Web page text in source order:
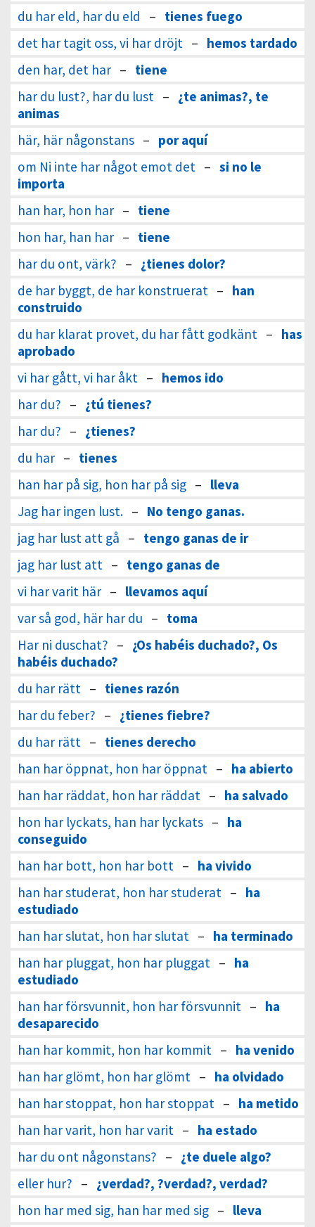
du har eld, har du eld
– tienes fuego
det har tagit oss, vi har dröjt – hemos tardado
den har, det har – tiene
har du lust?, har du lust – ¿te animas?, te
animas
här, här någonstans – por aquí
om Ni inte har något emot det – si no le
importa
han har, hon har – tiene
hon har, han har – tiene
har du ont, värk? – ¿tienes dolor?
de har byggt, de har konstruerat – han
construido
du har klarat provet, du har fått godkänt – has
aprobado
vi har gått, vi har åkt – hemos ido
har du? – ¿tú tienes?
har du? – ¿tienes?
du har – tienes
han har på sig, hon har på sig – lleva
Jag har ingen lust. – No tengo ganas.
jag har lust att gå – tengo ganas de ir
jag har lust att – tengo ganas de
vi har varit här – llevamos aquí
var så god, här har du – toma
Har ni duschat? – ¿Os habéis duchado?, Os
habéis duchado?
du har rätt – tienes razón
har du feber? – ¿tienes fiebre?
du har rätt – tienes derecho
han har öppnat, hon har öppnat – ha abierto
han har räddat, hon har räddat – ha salvado
hon har lyckats, han har lyckats – ha
conseguido
han har bott, hon har bott – ha vivido
han har studerat, hon har studerat – ha
estudiado
han har slutat, hon har slutat – ha terminado
han har pluggat, hon har pluggat – ha
estudiado
han har försvunnit, hon har försvunnit – ha
desaparecido
han har kommit, hon har kommit – ha venido
han har glömt, hon har glömt – ha olvidado
han har stoppat, hon har stoppat – ha metido
han har varit, hon har varit – ha estado
har du ont någonstans? – ¿te duele algo?
eller hur? – ¿verdad?, ?verdad?, verdad?
hon har med sig, han har med sig – lleva